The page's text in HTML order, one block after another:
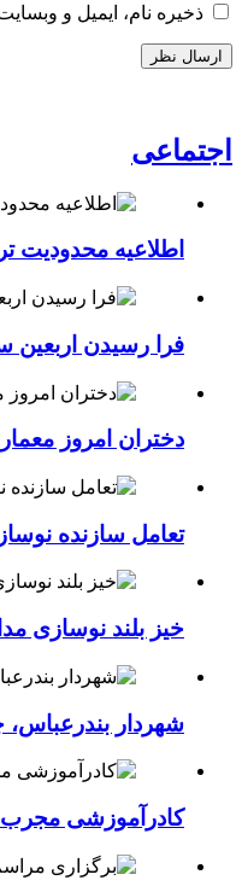
ذخیره نام، ایمیل و
اجتماعی
اطلاعیه محدودیت
فرا رسیدن اربعین
دختران امروز
تعامل سازنده نوسازی
خیز بلند نوسازی مدارس هرمزگان برای
شهردار بندرعباس،
کادرآموزشی مجرب